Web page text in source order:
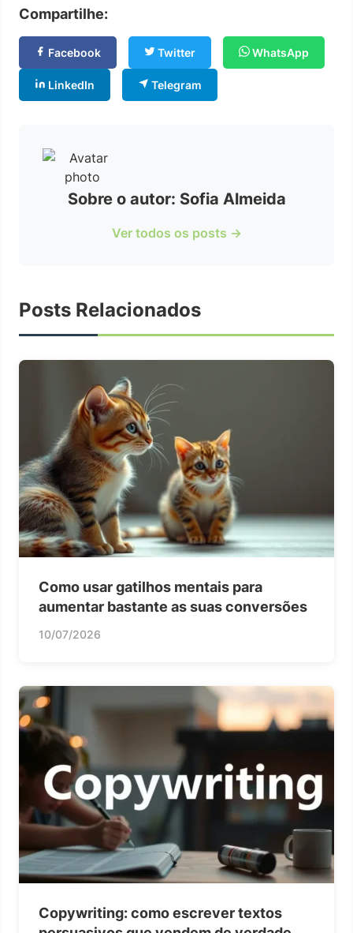
Compartilhe:
Facebook Twitter WhatsApp
LinkedIn Telegram
Sobre o autor: Sofia Almeida
Ver todos os posts →
Posts Relacionados
Como usar gatilhos mentais para
aumentar bastante as suas conversões
10/07/2026
Copywriting: como escrever textos